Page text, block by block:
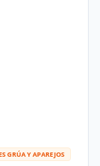
GRÚA Y APAREJOS